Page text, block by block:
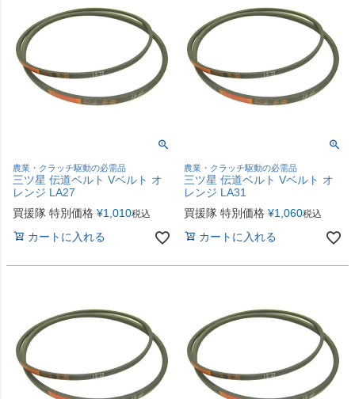
農業・クラッチ駆動の必需品
三ツ星 伝道ベルト Vベルト オ
レンジ LA27
買援隊 特別価格 ¥1,010税込
カートに入れる
農業・クラッチ駆動の必需品
三ツ星 伝道ベルト Vベルト オ
レンジ LA31
買援隊 特別価格 ¥1,060税込
カートに入れる